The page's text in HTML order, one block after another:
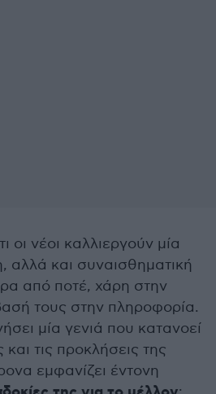
οι νέοι καλλιεργούν μία
αλλά και συναισθηματική
από ποτέ, χάρη στην
τους στην πληροφορία.
μία γενιά που κατανοεί
τις προκλήσεις της
εμφανίζει έντονη